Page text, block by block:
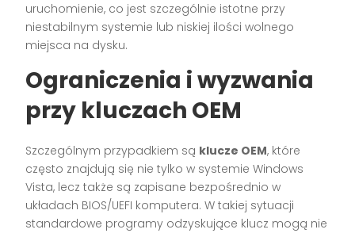
uruchomienie, co jest szczególnie istotne przy
niestabilnym systemie lub niskiej ilości wolnego
miejsca na dysku.
Ograniczenia i wyzwania
przy kluczach OEM
Szczególnym przypadkiem są klucze OEM, które
często znajdują się nie tylko w systemie Windows
Vista, lecz także są zapisane bezpośrednio w
układach BIOS/UEFI komputera. W takiej sytuacji
standardowe programy odzyskujące klucz mogą nie